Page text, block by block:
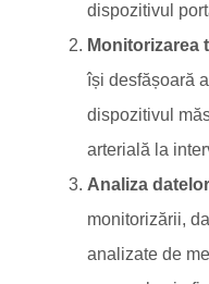
dispozitivul
Monitorizarea
își desfășoară
dispozitivul
arterială la
Analiza datelor
monitorizării,
analizate de